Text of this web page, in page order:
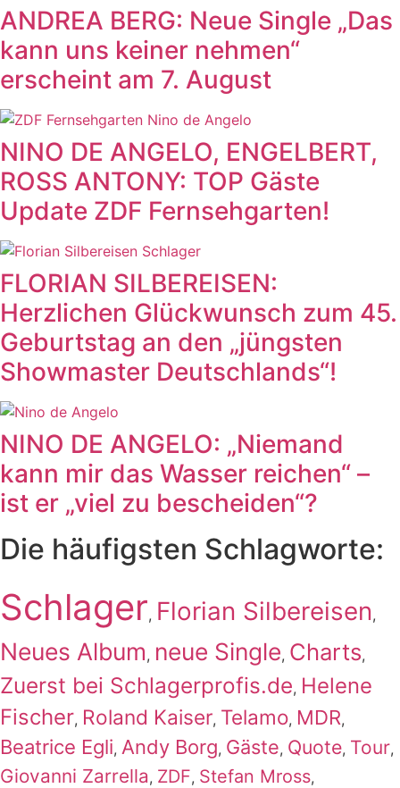
ANDREA BERG: Neue Single „Das
kann uns keiner nehmen“
erscheint am 7. August
NINO DE ANGELO, ENGELBERT,
ROSS ANTONY: TOP Gäste
Update ZDF Fernsehgarten!
FLORIAN SILBEREISEN:
Herzlichen Glückwunsch zum 45.
Geburtstag an den „jüngsten
Showmaster Deutschlands“!
NINO DE ANGELO: „Niemand
kann mir das Wasser reichen“ –
ist er „viel zu bescheiden“?
Die häufigsten Schlagworte:
Schlager, Florian Silbereisen,
Neues Album, neue Single, Charts,
Zuerst bei Schlagerprofis.de, Helene
Fischer, Roland Kaiser, Telamo, MDR,
Beatrice Egli, Andy Borg, Gäste, Quote, Tour,
Giovanni Zarrella, ZDF, Stefan Mross,